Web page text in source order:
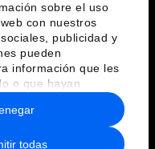
sobre el uso
con nuestros
publicidad y
pueden
información que les
o que hayan
uso que haya
todas
de uso